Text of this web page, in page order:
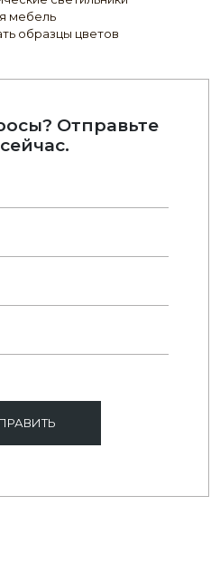
мебель
образцы цветов
Отправьте